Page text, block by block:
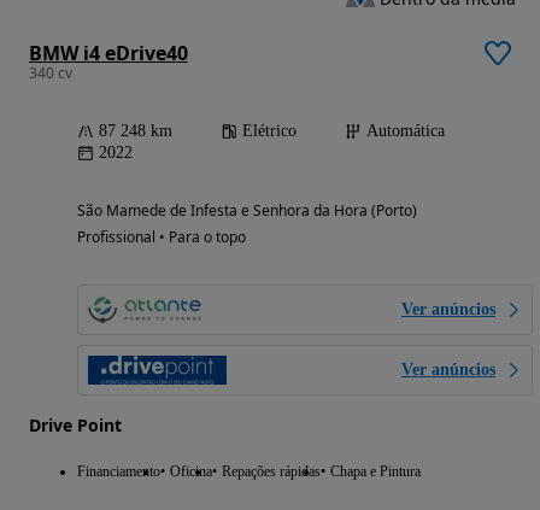
BMW i4 eDrive40
340 cv
87 248 km Elétrico
Automática
2022
São Mamede de Infesta e Senhora da Hora (Porto)
Profissional • Para o topo
Ver anúncios
Ver anúncios
Drive Point
Financiamento Oficina Repações rápidas Chapa e Pintura